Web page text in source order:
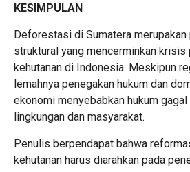
KESIMPULAN
Deforestasi di Sumatera merupakan
struktural yang mencerminkan krisis
kehutanan di Indonesia. Meskipun
lemahnya penegakan hukum dan
ekonomi menyebabkan hukum
lingkungan dan masyarakat.
Penulis berpendapat bahwa
kehutanan harus diarahkan pada